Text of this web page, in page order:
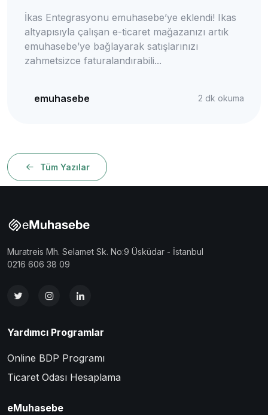
İkas Entegrasyonu emuhasebe’ye eklendi! Ikas
altyapısıyla çalışan e-ticaret mağazanızı artık
emuhasebe’ye bağlayarak satışlarınızı
zahmetsizce faturalandırabili...
emuhasebe 2 dk okuma
Tüm Yazılar
Muratreis Mh. Selamet Sk. No:9 Üsküdar - İstanbul
0216 606 38 09
Yardımcı Programlar
Online BDP Programı
Ticaret Odası Hesaplama
eMuhasebe